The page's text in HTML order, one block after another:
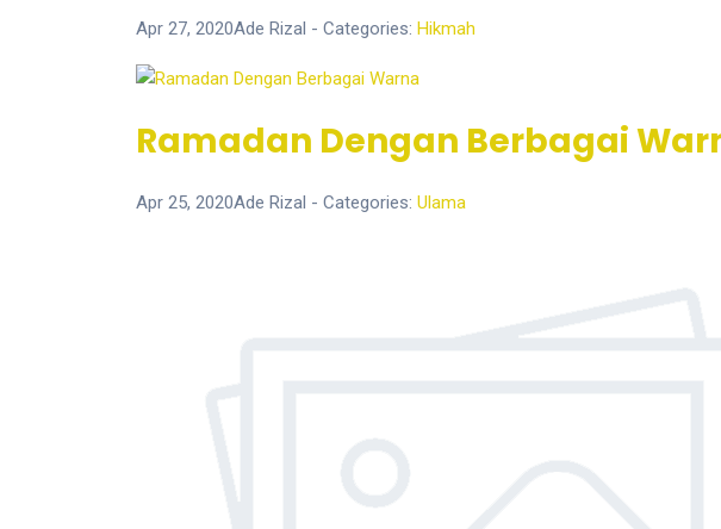
Apr 27, 2020Ade Rizal - Categories: Hikmah
Ramadan Dengan Berbagai
Apr 25, 2020Ade Rizal - Categories: Ulama